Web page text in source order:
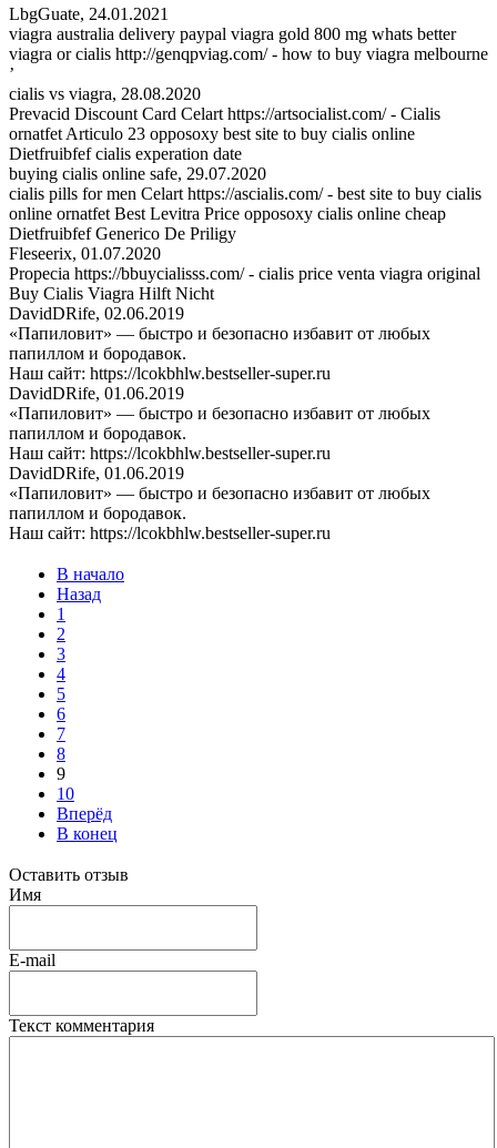
LbgGuate, 24.01.2021
viagra australia delivery paypal viagra gold 800 mg whats better
viagra or cialis http://genqpviag.com/ - how to buy viagra melbourne
’
cialis vs viagra, 28.08.2020
Prevacid Discount Card Celart https://artsocialist.com/ - Cialis
ornatfet Articulo 23 opposoxy best site to buy cialis online
Dietfruibfef cialis experation date
buying cialis online safe, 29.07.2020
cialis pills for men Celart https://ascialis.com/ - best site to buy cialis
online ornatfet Best Levitra Price opposoxy cialis online cheap
Dietfruibfef Generico De Priligy
Fleseerix, 01.07.2020
Propecia https://bbuycialisss.com/ - cialis price venta viagra original
Buy Cialis Viagra Hilft Nicht
DavidDRife, 02.06.2019
«Папиловит» — быстро и безопасно избавит от любых
папиллом и бородавок.
Наш сайт: https://lcokbhlw.bestseller-super.ru
DavidDRife, 01.06.2019
«Папиловит» — быстро и безопасно избавит от любых
папиллом и бородавок.
Наш сайт: https://lcokbhlw.bestseller-super.ru
DavidDRife, 01.06.2019
«Папиловит» — быстро и безопасно избавит от любых
папиллом и бородавок.
Наш сайт: https://lcokbhlw.bestseller-super.ru
В начало
Назад
1
2
3
4
5
6
7
8
9
10
Вперёд
В конец
Оставить отзыв
Имя
E-mail
Текст комментария